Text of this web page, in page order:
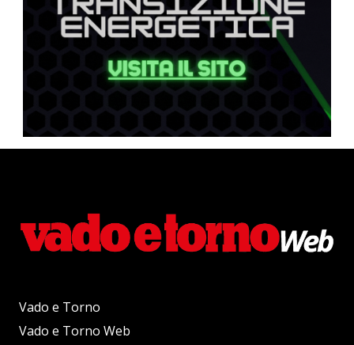
Vado e Torno
Vado e Torno Web